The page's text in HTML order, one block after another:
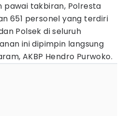
pawai takbiran, Polresta
651 personel yang terdiri
Polsek di seluruh
ini dipimpin langsung
AKBP Hendro Purwoko.